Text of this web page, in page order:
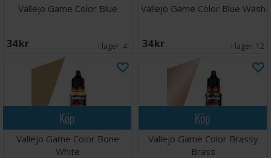
Vallejo Game Color Blue
34 SEK I lager: 4
Vallejo Game Color Blue Wash
34 SEK I lager: 12
Köp
Vallejo Game Color Bone
White
Köp
Vallejo Game Color Brassy
Brass